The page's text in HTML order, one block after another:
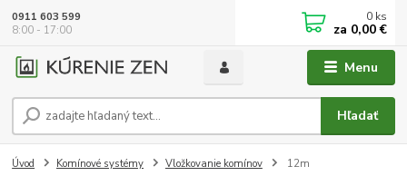
Menu
Hľadať
0911 603 599
8:00 - 17:00
0 ks
za 0,00 €
Úvod Komínové systémy Vložkovanie komínov 12m